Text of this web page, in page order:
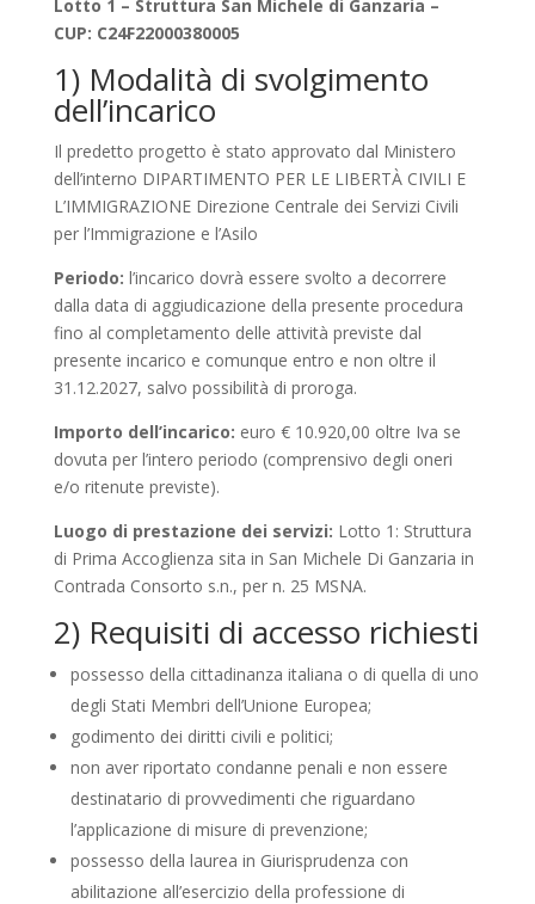
Lotto 1 – Struttura San Michele di Ganzaria –
CUP: C24F22000380005
1) Modalità di svolgimento
dell’incarico
Il predetto progetto è stato approvato dal Ministero
dell’interno DIPARTIMENTO PER LE LIBERTÀ CIVILI E
L’IMMIGRAZIONE Direzione Centrale dei Servizi Civili
per l’Immigrazione e l’Asilo
Periodo: l’incarico dovrà essere svolto a decorrere
dalla data di aggiudicazione della presente procedura
fino al completamento delle attività previste dal
presente incarico e comunque entro e non oltre il
31.12.2027, salvo possibilità di proroga.
Importo dell’incarico: euro € 10.920,00 oltre Iva se
dovuta per l’intero periodo (comprensivo degli oneri
e/o ritenute previste).
Luogo di prestazione dei servizi: Lotto 1: Struttura
di Prima Accoglienza sita in San Michele Di Ganzaria in
Contrada Consorto s.n., per n. 25 MSNA.
2) Requisiti di accesso richiesti
possesso della cittadinanza italiana o di quella di uno
degli Stati Membri dell’Unione Europea;
godimento dei diritti civili e politici;
non aver riportato condanne penali e non essere
destinatario di provvedimenti che riguardano
l’applicazione di misure di prevenzione;
possesso della laurea in Giurisprudenza con
abilitazione all’esercizio della professione di